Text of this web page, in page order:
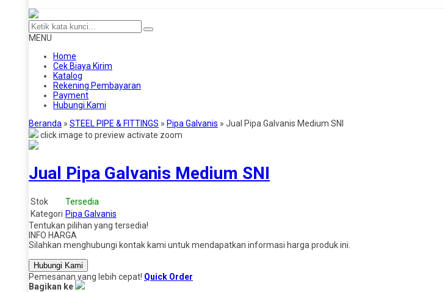
MENU
Home
Cek Biaya Kirim
Katalog
Rekening Pembayaran
Payment
Hubungi Kami
Beranda » STEEL PIPE & FITTINGS » Pipa Galvanis » Jual Pipa Galvanis Medium SNI
click image to preview activate zoom
Jual Pipa Galvanis Medium SNI
Stok
Tersedia
Kategori Pipa Galvanis
Tentukan pilihan yang tersedia!
INFO HARGA
Silahkan menghubungi kontak kami untuk mendapatkan informasi harga produk ini.
Hubungi Kami
Pemesanan yang lebih cepat! Quick Order
Bagikan ke